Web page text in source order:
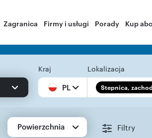
Zagranica Firmy i usługi Porady Kup
Kraj
PL
Lokalizacja
Stepnica,
Powierzchnia Filtry